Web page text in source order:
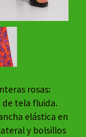
rosas:
tela fluida.
elástica en
y bolsillos